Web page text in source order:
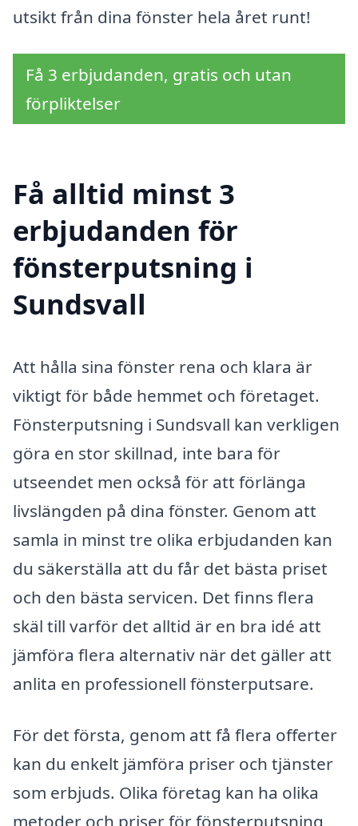
utsikt från dina fönster hela året runt!
Få 3 erbjudanden, gratis och utan
förpliktelser
Få alltid minst 3
erbjudanden för
fönsterputsning i
Sundsvall
Att hålla sina fönster rena och klara är
viktigt för både hemmet och företaget.
Fönsterputsning i Sundsvall kan verkligen
göra en stor skillnad, inte bara för
utseendet men också för att förlänga
livslängden på dina fönster. Genom att
samla in minst tre olika erbjudanden kan
du säkerställa att du får det bästa priset
och den bästa servicen. Det finns flera
skäl till varför det alltid är en bra idé att
jämföra flera alternativ när det gäller att
anlita en professionell fönsterputsare.
För det första, genom att få flera offerter
kan du enkelt jämföra priser och tjänster
som erbjuds. Olika företag kan ha olika
metoder och priser för fönsterputsning,